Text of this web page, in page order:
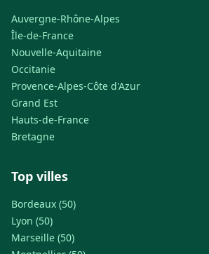
Auvergne-Rhône-Alpes
Île-de-France
Nouvelle-Aquitaine
Occitanie
Provence-Alpes-Côte d'Azur
Grand Est
Hauts-de-France
Bretagne
Top villes
Bordeaux (50)
Lyon (50)
Marseille (50)